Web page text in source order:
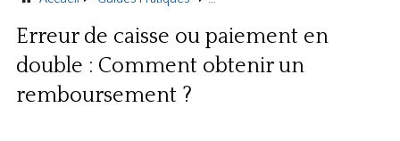
Erreur de caisse ou paiement en
double : Comment obtenir un
remboursement ?